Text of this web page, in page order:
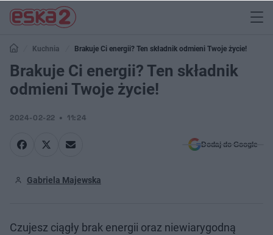
Kuchnia Brakuje Ci energii? Ten składnik odmieni Twoje życie!
Brakuje Ci energii? Ten składnik
odmieni Twoje życie!
2024-02-22 11:24
Dodaj do Google
Gabriela Majewska
Czujesz ciągły brak energii oraz niewiarygodną